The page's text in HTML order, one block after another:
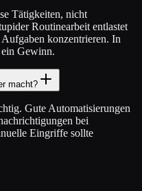
Tätigkeiten, nicht
Routinearbeit entlastet
konzentrieren. In
ein Gewinn.
macht?
Gute Automatisierungen
bei
Eingriffe sollte